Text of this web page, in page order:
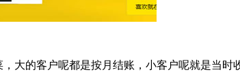
大的客户呢都是按月结账，小客户呢就是当时